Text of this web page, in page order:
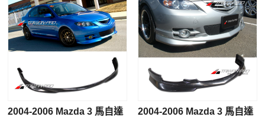
2004-2006 Mazda 3 馬自達
2004-2006 Mazda 3 馬自達